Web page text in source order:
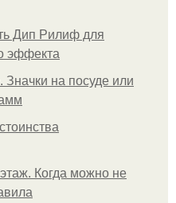
Дип Рилиф для
эффекта
Значки на посуде или
Когда можно не